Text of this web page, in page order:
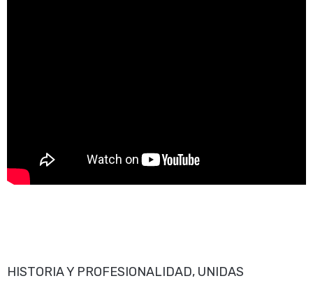
HISTORIA Y PROFESIONALIDAD, UNIDAS